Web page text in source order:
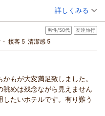
の対応の見直しを直ちに実
スの向上に努めてまいりま
んでした。
不便をおかけしましたが、
で安心いたしました。
いてもご満足いただけたと
す。
（返信日：2026/05/27）
食事なし
たり/税込)
い口コミをありがとうござ
いただけたようで大変嬉し
詳しくみる
男性/50代 友達旅行
- 接客 5 清潔感 5
もが大変満足致しました。
めは残念ながら見えません
たいホテルです。有り難う